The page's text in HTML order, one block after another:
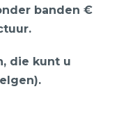
banden €
die kunt u